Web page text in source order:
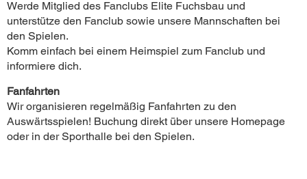
Werde Mitglied des Fanclubs Elite Fuchsbau und
unterstütze den Fanclub sowie unsere Mannschaften bei
den Spielen.
Komm einfach bei einem Heimspiel zum Fanclub und
informiere dich.
Fanfahrten
Wir organisieren regelmäßig Fanfahrten zu den
Auswärtsspielen! Buchung direkt über unsere Homepage
oder in der Sporthalle bei den Spielen.